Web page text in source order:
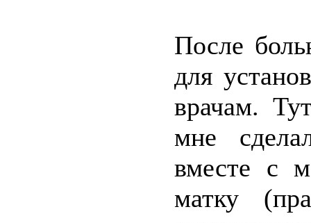
После
для
врачам.
мне
вместе с
матку